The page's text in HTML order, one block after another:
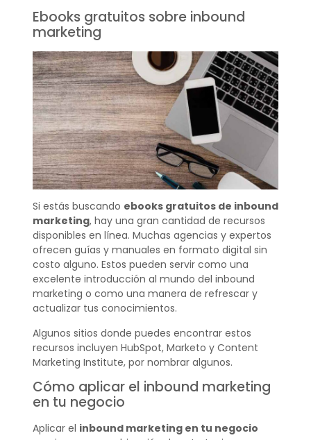
Ebooks gratuitos sobre inbound
marketing
Si estás buscando ebooks gratuitos de inbound
marketing, hay una gran cantidad de recursos
disponibles en línea. Muchas agencias y expertos
ofrecen guías y manuales en formato digital sin
costo alguno. Estos pueden servir como una
excelente introducción al mundo del inbound
marketing o como una manera de refrescar y
actualizar tus conocimientos.
Algunos sitios donde puedes encontrar estos
recursos incluyen HubSpot, Marketo y Content
Marketing Institute, por nombrar algunos.
Cómo aplicar el inbound marketing
en tu negocio
Aplicar el inbound marketing en tu negocio